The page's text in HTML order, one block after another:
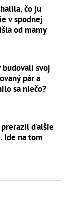
čo ju
v spodnej
od mamy
budovali svoj
pár a
sa niečo?
prerazil ďalšie
Ide na tom